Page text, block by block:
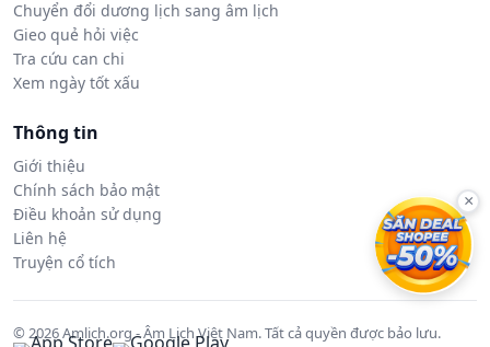
Chuyển đổi dương lịch sang âm lịch
Gieo quẻ hỏi việc
Tra cứu can chi
Xem ngày tốt xấu
Thông tin
Giới thiệu
Chính sách bảo mật
Điều khoản sử dụng
Liên hệ
Truyện cổ tích
© 2026 Amlich.org - Âm Lịch Việt Nam. Tất cả quyền được bảo lưu.
×